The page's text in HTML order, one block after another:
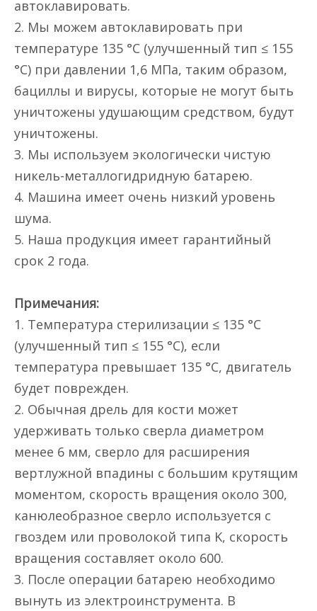
автоклавировать.
2. Мы можем автоклавировать при
температуре 135 °C (улучшенный тип ≤ 155
°C) при давлении 1,6 МПа, таким образом,
бациллы и вирусы, которые не могут быть
уничтожены удушающим средством, будут
уничтожены.
3. Мы используем экологически чистую
никель-металлогидридную батарею.
4. Машина имеет очень низкий уровень
шума.
5. Наша продукция имеет гарантийный
срок 2 года.
Примечания:
1. Температура стерилизации ≤ 135 °C
(улучшенный тип ≤ 155 °C), если
температура превышает 135 °C, двигатель
будет поврежден.
2. Обычная дрель для кости может
удерживать только сверла диаметром
менее 6 мм, сверло для расширения
вертлужной впадины с большим крутящим
моментом, скорость вращения около 300,
канюлеобразное сверло используется с
гвоздем или проволокой типа K, скорость
вращения составляет около 600.
3. После операции батарею необходимо
вынуть из электроинструмента. В